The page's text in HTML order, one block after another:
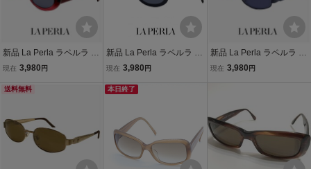
新品 La Perla ラペルラ サ
ングラス spe016-v64 オ
ズ ユニセックスモデル イ
現在 3,980 円
新品 La Perla ラペルラ サ
ングラス spe502 201 オ
ズ ユニセックスモデル フ
現在 3,980 円
新品 La Perla ラペルラ サ
ングラス spe501-k78 レ
現在 3,980 円
送料無料 本日終了